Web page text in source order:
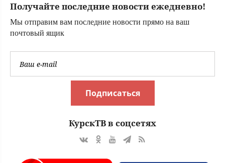
Получайте последние новости ежедневно!
Мы отправим вам последние новости прямо на ваш
почтовый ящик
Подписаться
КурскТВ в соцсетях